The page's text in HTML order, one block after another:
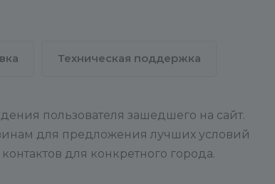
Техническая поддержка
пользователя зашедшего на сайт.
для предложения лучших условий
для конкретного города.